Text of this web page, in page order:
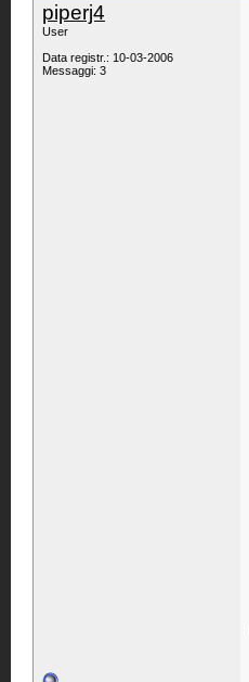
piperj4
User
Data registr.: 10-03-2006
Messaggi: 3